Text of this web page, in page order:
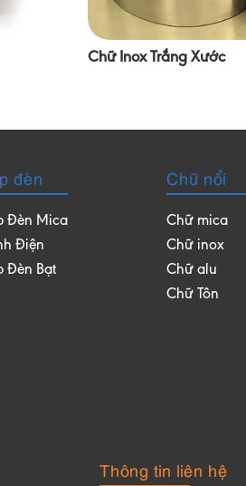
Chữ Inox Trắng Xước
đèn
Đèn Mica
Điện
Đèn Bạt
Chữ nổi
Chữ mica
Chữ inox
Chữ alu
Chữ Tôn
Thông tin liên hệ